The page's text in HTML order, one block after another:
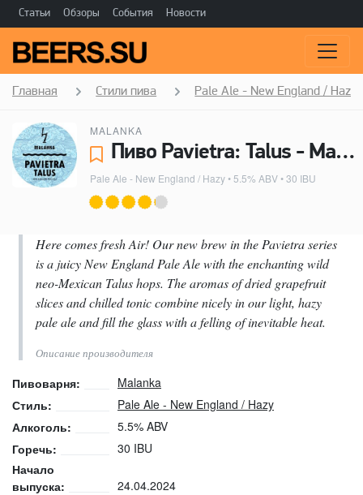
Статьи Обзоры События Новости
Главная Стили пива Pale Ale - New England / Hazy
MALANKA
Пиво Pavietra: Talus - Malanka
Pale Ale - New England / Hazy• 5.5% ABV • 30 IBU
Here comes fresh Air! Our new brew in the Pavietra series
is a juicy New England Pale Ale with the enchanting wild
neo-Mexican Talus hops. The aromas of dried grapefruit
slices and chilled tonic combine nicely in our light, hazy
pale ale and fill the glass with a felling of inevitable heat.
Описание производителя
Пивоварня:
Malanka
Стиль:
Pale Ale - New England / Hazy
Алкоголь:
5.5% ABV
Горечь:
30 IBU
Начало
выпуска:
24.04.2024